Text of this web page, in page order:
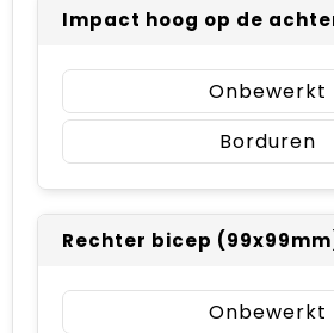
Impact hoog op de
Onbewerkt
Borduren
Rechter bicep
Onbewerkt